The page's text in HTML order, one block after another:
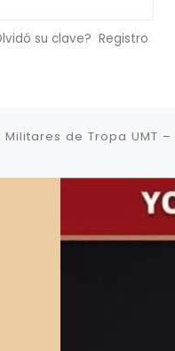
su clave? Registro
de Tropa UMT –